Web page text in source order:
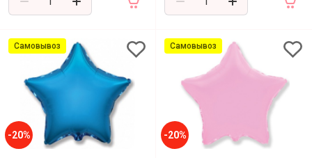
Самовывоз
-20%
Самовывоз
-20%